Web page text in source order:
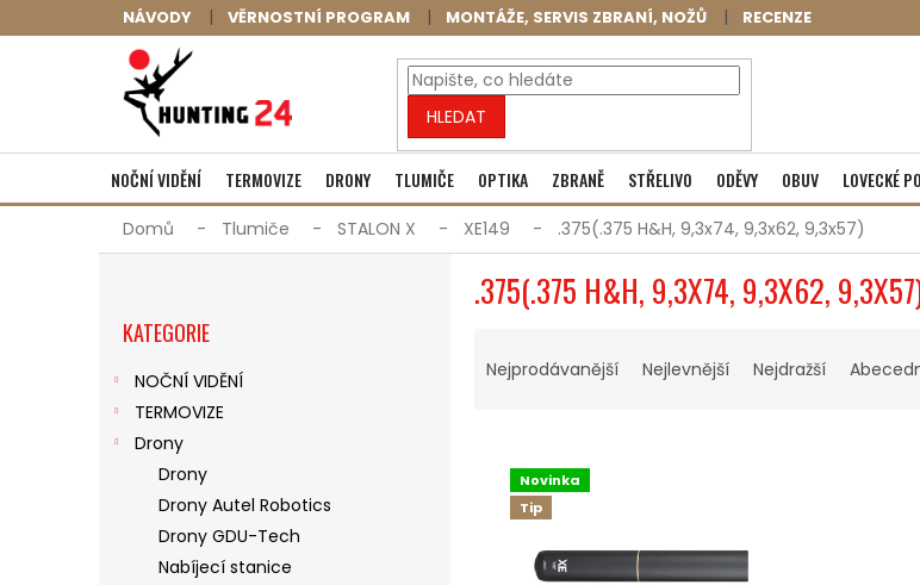
na
NÁVODY VĚRNOSTNÍ PROGRAM MONTÁŽE, SERVIS ZBRANÍ, NOŽŮ RECENZE
HLEDAT
NÁKUPNÍ
KOŠÍK
Prázdný košík
NOČNÍ VIDĚNÍ TERMOVIZE DRONY TLUMIČE OPTIKA ZBRANĚ STŘELIVO ODĚVY OBUV LOVECKÉ
Domů Tlumiče STALON X XE149 .375(.375 H&H, 9,3x74, 9,3x62, 9,3x57)
P
kategorie
KATEGORIE
NOČNÍ VIDĚNÍ
TERMOVIZE
Drony
Drony
Drony Autel Robotics
Drony GDU-Tech
Nabíjecí stanice
.375(.375 H&H, 9,3X74, 9,3X62,
Nejprodávanější Nejlevnější Nejdražší
Novinka
Tip